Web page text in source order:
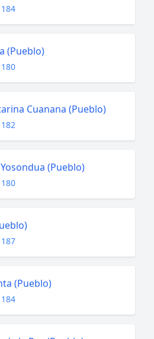
(Pueblo)
Cuanana (Pueblo)
(Pueblo)
(Pueblo)